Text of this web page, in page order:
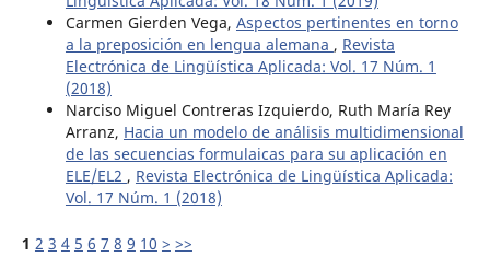
Carmen Gierden Vega, Aspectos pertinentes en torno
a la preposición en lengua alemana , Revista
Electrónica de Lingüística Aplicada: Vol. 17 Núm. 1
(2018)
Narciso Miguel Contreras Izquierdo, Ruth María Rey
Arranz, Hacia un modelo de análisis multidimensional
de las secuencias formulaicas para su aplicación en
ELE/EL2 , Revista Electrónica de Lingüística Aplicada:
Vol. 17 Núm. 1 (2018)
1 2 3 4 5 6 7 8 9 10 > >>